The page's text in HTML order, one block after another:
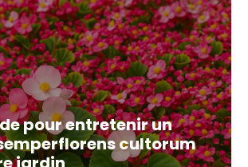
pour entretenir un
cultorum